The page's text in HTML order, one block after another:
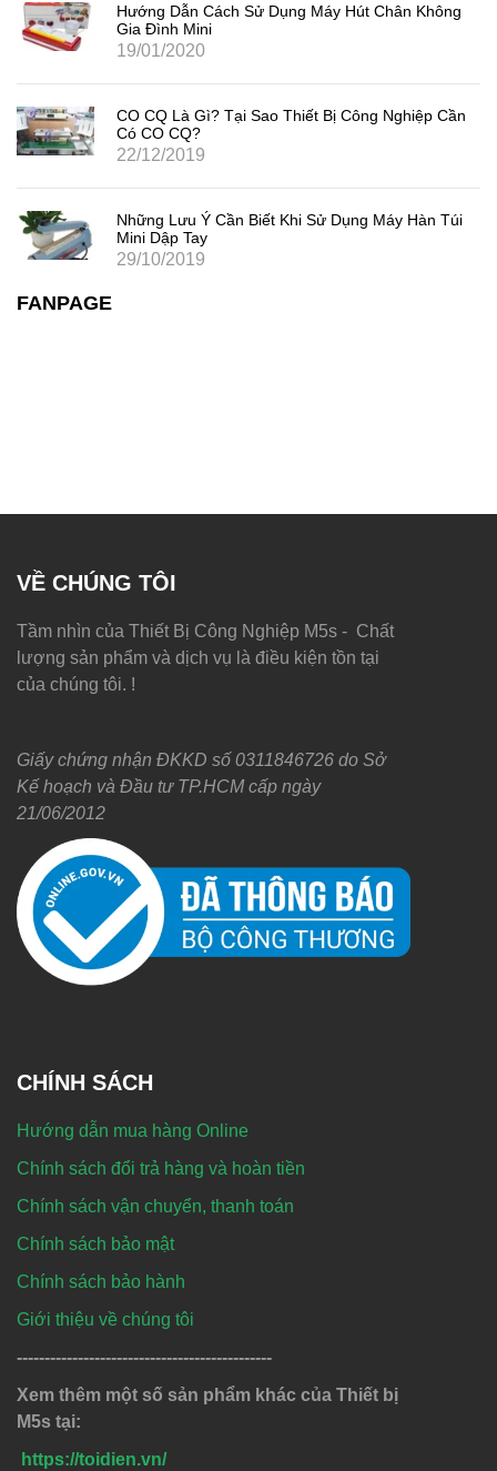
Hướng Dẫn Cách Sử Dụng Máy Hút Chân Không
Gia Đình Mini
19/01/2020
CO CQ Là Gì? Tại Sao Thiết Bị Công Nghiệp Cần
Có CO CQ?
22/12/2019
Những Lưu Ý Cần Biết Khi Sử Dụng Máy Hàn Túi
Mini Dập Tay
29/10/2019
FANPAGE
VỀ CHÚNG TÔI
Tầm nhìn của Thiết Bị Công Nghiệp M5s - Chất
lượng sản phẩm và dịch vụ là điều kiện tồn tại
của chúng tôi. !
Giấy chứng nhận ĐKKD số 0311846726 do Sở
Kế hoạch và Đầu tư TP.HCM cấp ngày
21/06/2012
CHÍNH SÁCH
Hướng dẫn mua hàng Online
Chính sách đổi trả hàng và hoàn tiền
Chính sách vận chuyển, thanh toán
Chính sách bảo mật
Chính sách bảo hành
Giới thiệu về chúng tôi
----------------------------------------------
Xem thêm một số sản phẩm khác của Thiết bị
M5s tại:
https://toidien.vn/